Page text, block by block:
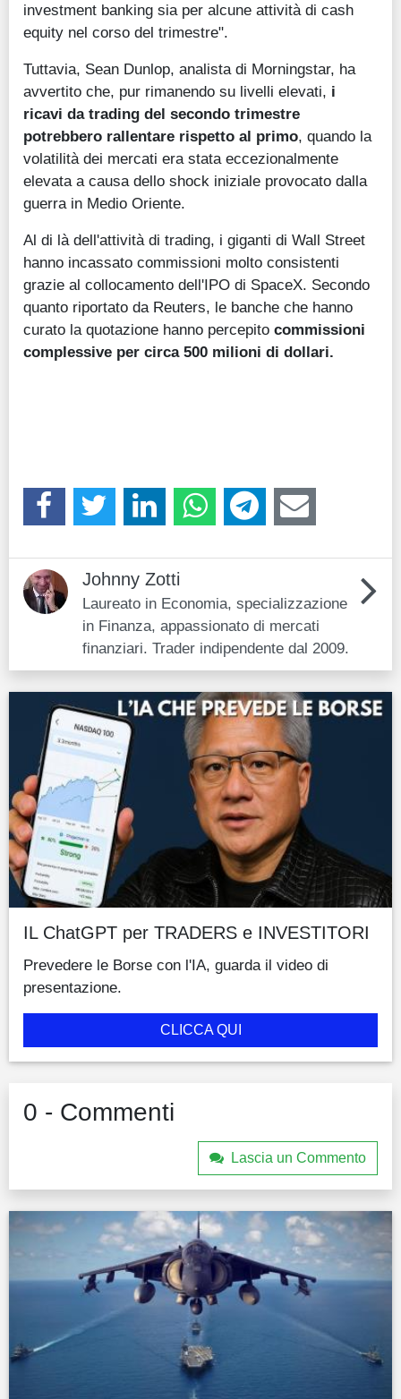
investment banking sia per alcune attività di cash
equity nel corso del trimestre".
Tuttavia, Sean Dunlop, analista di Morningstar, ha
avvertito che, pur rimanendo su livelli elevati, i
ricavi da trading del secondo trimestre
potrebbero rallentare rispetto al primo, quando la
volatilità dei mercati era stata eccezionalmente
elevata a causa dello shock iniziale provocato dalla
guerra in Medio Oriente.
Al di là dell'attività di trading, i giganti di Wall Street
hanno incassato commissioni molto consistenti
grazie al collocamento dell'IPO di SpaceX. Secondo
quanto riportato da Reuters, le banche che hanno
curato la quotazione hanno percepito commissioni
complessive per circa 500 milioni di dollari.
Johnny Zotti
Laureato in Economia, specializzazione
in Finanza, appassionato di mercati
finanziari. Trader indipendente dal 2009.
IL ChatGPT per TRADERS e INVESTITORI
Prevedere le Borse con l'IA, guarda il video di
presentazione.
CLICCA QUI
0 - Commenti
Lascia un Commento